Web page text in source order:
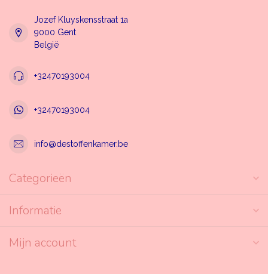
Jozef Kluyskensstraat 1a
9000 Gent
België
+32470193004
+32470193004
info@destoffenkamer.be
Categorieën
Informatie
Mijn account